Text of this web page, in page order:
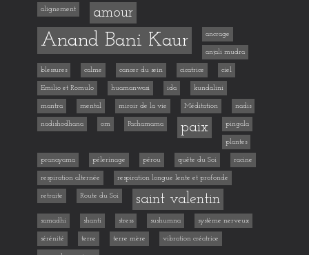
alignement amour
Anand Bani Kaur ancrage
anjali mudra
blessures calme cancer du sein cicatrice ciel
Emilio et Romulo huamanwasi ida kundalini
mantra mental miroir de la vie Méditation nadis
nadishodhana om Pachamama paix pingala
plantes
pranayama pélerinage pérou quête du Soi racine
respiration alternée respiration longue lente et profonde
retraite Route du Soi saint valentin
samadhi shanti stress sushumna système nerveux
sérénité terre terre mère vibration créatrice